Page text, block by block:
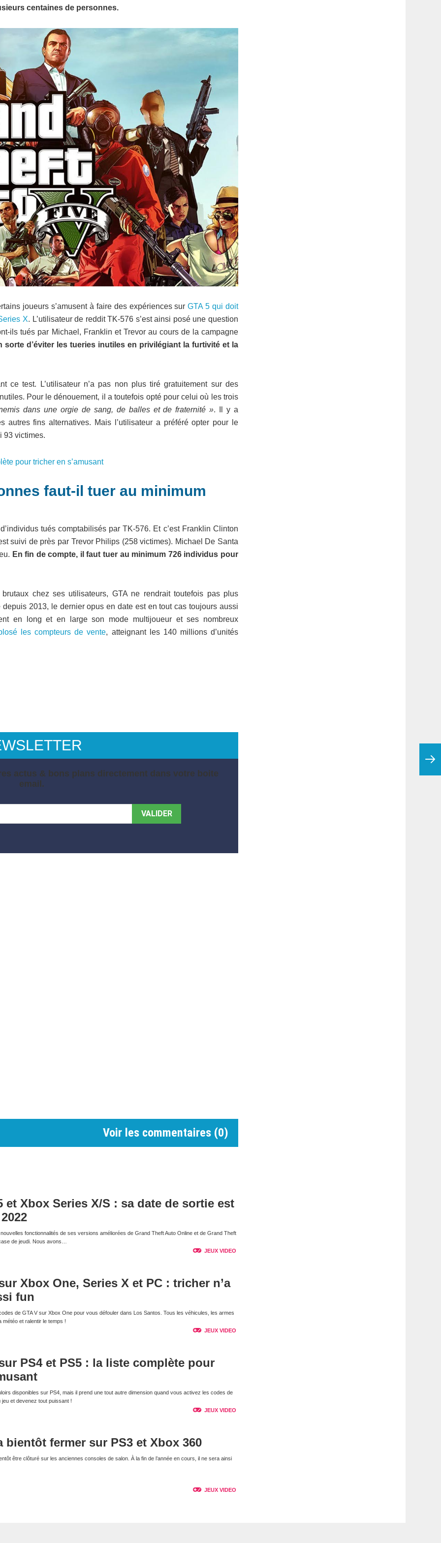
centaines de personnes.
joueurs s’amusent à faire des expériences surGTA 5 qui doit
X. L’utilisateur de reddit TK-576 s’est ainsi posé une question
ils tués par Michael, Franklin et Trevor au cours de la campagne
sorte d’éviter les tueries inutiles en privilégiant la furtivité et la
ce test. L’utilisateur n’a pas non plus tiré gratuitement sur des
Pour le dénouement, il a toutefois opté pour celui où les trois
dans une orgie de sang, de balles et de fraternité ». Il y a
autres fins alternatives. Mais l’utilisateur a préféré opter pour le
93 victimes.
pour tricher en s’amusant
faut-il tuer au minimum
tués comptabilisés par TK-576. Et c’est Franklin Clinton
suivi de près par Trevor Philips (258 victimes). Michael De Santa
En fin de compte, il faut tuer au minimum 726 individus pour
chez ses utilisateurs, GTA ne rendrait toutefois pas plus
2013, le dernier opus en date est en tout cas toujours aussi
en long et en large son mode multijoueur et ses nombreux
les compteurs de vente, atteignant les 140 millions d’unités
actus & bons plans directement dans votre boite
email.
Voir les commentaires (0)
et Xbox Series X/S : sa date de sortie est
fonctionnalités de ses versions améliorées de Grand Theft Auto Online et de Grand Theft
de jeudi. Nous avons…
JEUX VIDEO
Xbox One, Series X et PC : tricher n’a
fun
de GTA V sur Xbox One pour vous défouler dans Los Santos. Tous les véhicules, les armes
météo et ralentir le temps !
JEUX VIDEO
PS4 et PS5 : la liste complète pour
disponibles sur PS4, mais il prend une tout autre dimension quand vous activez les codes de
et devenez tout puissant !
JEUX VIDEO
bientôt fermer sur PS3 et Xbox 360
être clôturé sur les anciennes consoles de salon. À la fin de l’année en cours, il ne sera ainsi
JEUX VIDEO